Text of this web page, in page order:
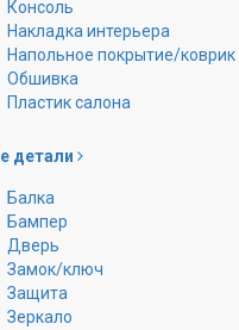
Консоль
Накладка интерьера
Напольное покрытие/коврик
Обшивка
Пластик салона
детали
Балка
Бампер
Дверь
Замок/ключ
Защита
Зеркало